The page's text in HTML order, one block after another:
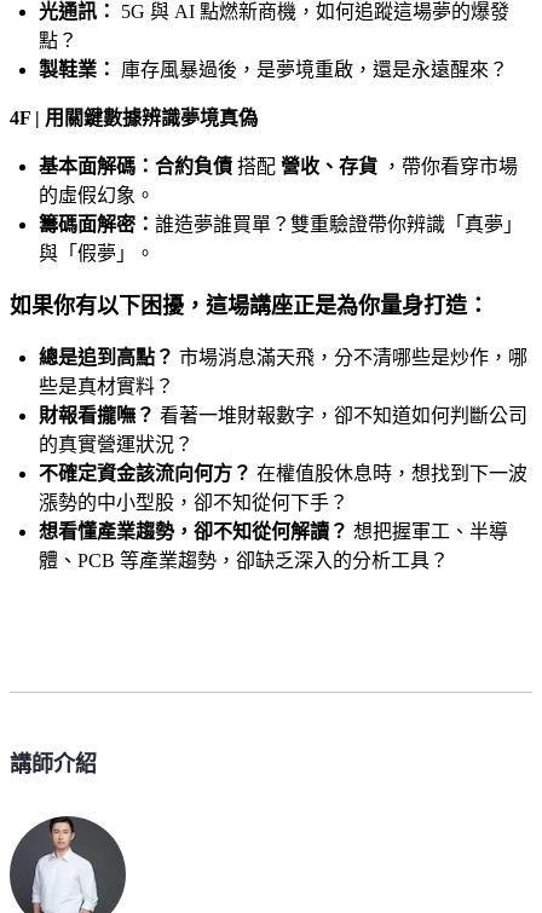
光通訊：
5G 與 AI 點燃新商機，如何追蹤這場夢的爆發
點？
製鞋業：
庫存風暴過後，是夢境重啟，還是永遠醒來？
4F | 用關鍵數據辨識夢境真偽
基本面解碼：合約負債 搭配 營收、存貨 ，帶你看穿市場
的虛假幻象。
籌碼面解密： 誰造夢誰買單？雙重驗證帶你辨識「真夢」
與「假夢」。
如果你有以下困擾，這場講座正是為你量身打造：
總是追到高點？ 市場消息滿天飛，分不清哪些是炒作，哪
些是真材實料？
財報看攏嘸？ 看著一堆財報數字，卻不知道如何判斷公司
的真實營運狀況？
不確定資金該流向何方？ 在權值股休息時，想找到下一波
漲勢的中小型股，卻不知從何下手？
想看懂產業趨勢，卻不知從何解讀？ 想把握軍工、半導
體、PCB 等產業趨勢，卻缺乏深入的分析工具？
講師介紹